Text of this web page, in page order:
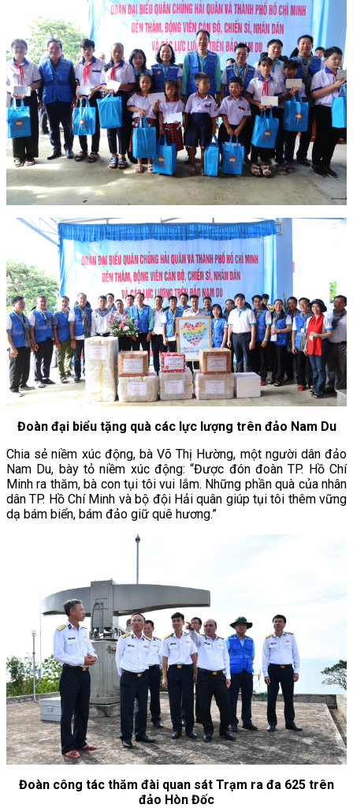
Đoàn đại biểu tặng quà các lực lượng trên đảo Nam Du
Chia sẻ niềm xúc động, bà Võ Thị Hường, một người dân đảo
Nam Du, bày tỏ niềm xúc động: “Được đón đoàn TP. Hồ Chí
Minh ra thăm, bà con tụi tôi vui lắm. Những phần quà của nhân
dân TP. Hồ Chí Minh và bộ đội Hải quân giúp tụi tôi thêm vững
dạ bám biển, bám đảo giữ quê hương.”
Đoàn công tác thăm đài quan sát Trạm ra đa 625 trên
đảo Hòn Đốc